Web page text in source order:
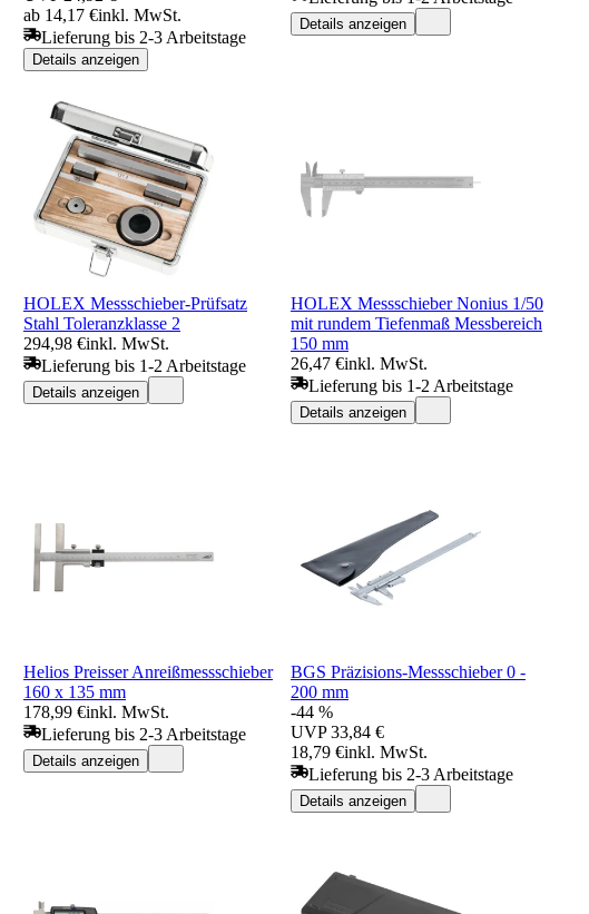
ab 14,17 €inkl. MwSt.
Lieferung bis 2-3 Arbeitstage
Details anzeigen
Details anzeigen
HOLEX Messschieber-Prüfsatz
Stahl Toleranzklasse 2
294,98 €inkl. MwSt.
Lieferung bis 1-2 Arbeitstage
Details anzeigen
HOLEX Messschieber Nonius 1/50
mit rundem Tiefenmaß Messbereich
150 mm
26,47 €inkl. MwSt.
Lieferung bis 1-2 Arbeitstage
Details anzeigen
Helios Preisser Anreißmessschieber
160 x 135 mm
178,99 €inkl. MwSt.
Lieferung bis 2-3 Arbeitstage
Details anzeigen
BGS Präzisions-Messschieber 0 -
200 mm
-44 %
UVP 33,84 €
18,79 €inkl. MwSt.
Lieferung bis 2-3 Arbeitstage
Details anzeigen